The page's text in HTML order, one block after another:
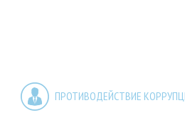
ПРОТИВОДЕЙСТВИЕ